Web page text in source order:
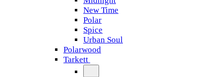
New Time
Polar
Spice
Urban Soul
Polarwood
Tarkett